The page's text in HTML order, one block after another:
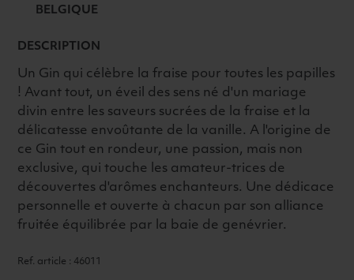
50CL
BELGIQUE
DESCRIPTION
Un Gin qui célèbre la fraise pour toutes les papilles
! Avant tout, un éveil des sens né d'un mariage
divin entre les saveurs sucrées de la fraise et la
délicatesse envoûtante de la vanille. A l'origine de
ce Gin tout en rondeur, une passion, mais non
exclusive, qui touche les amateur-trices de
découvertes d'arômes enchanteurs. Une dédicace
personnelle et ouverte à chacun par son alliance
fruitée équilibrée par la baie de genévrier.
Ref. article : 46011